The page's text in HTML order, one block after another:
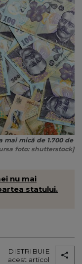
mai mică de 1.700 de
foto: shutterstock]
nu mai
statului.
DISTRIBUIE
acest articol